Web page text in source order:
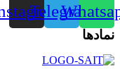
Telegram
نمادها